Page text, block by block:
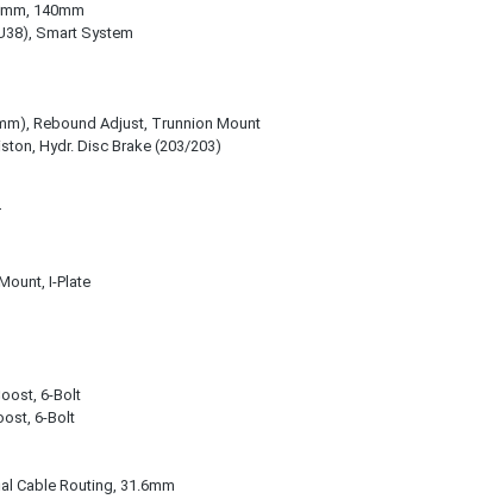
140mm
Smart System
Rebound Adjust, Trunnion Mount
Hydr. Disc Brake (203/203)
I-Plate
6-Bolt
6-Bolt
Cable Routing, 31.6mm